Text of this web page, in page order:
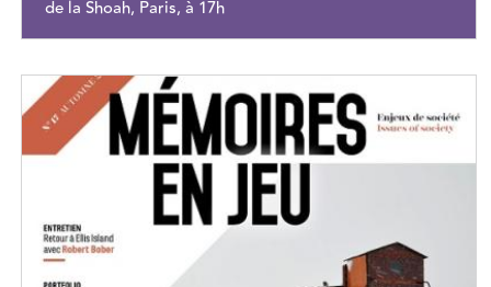
de la Shoah, Paris, à 17h